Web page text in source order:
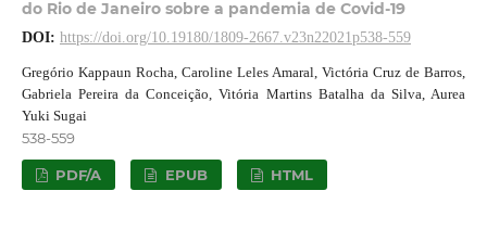
do Rio de Janeiro sobre a pandemia de Covid-19
DOI: https://doi.org/10.19180/1809-2667.v23n22021p538-559
Gregório Kappaun Rocha, Caroline Leles Amaral, Victória Cruz de Barros,
Gabriela Pereira da Conceição, Vitória Martins Batalha da Silva, Aurea
Yuki Sugai
538-559
PDF/A EPUB HTML